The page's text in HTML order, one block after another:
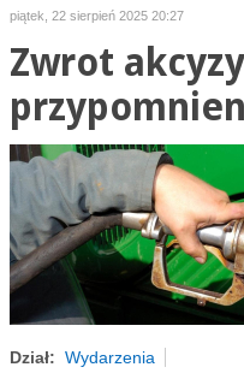
piątek, 22 sierpień 2025 20:27
Zwrot
Dział: Wydarzenia